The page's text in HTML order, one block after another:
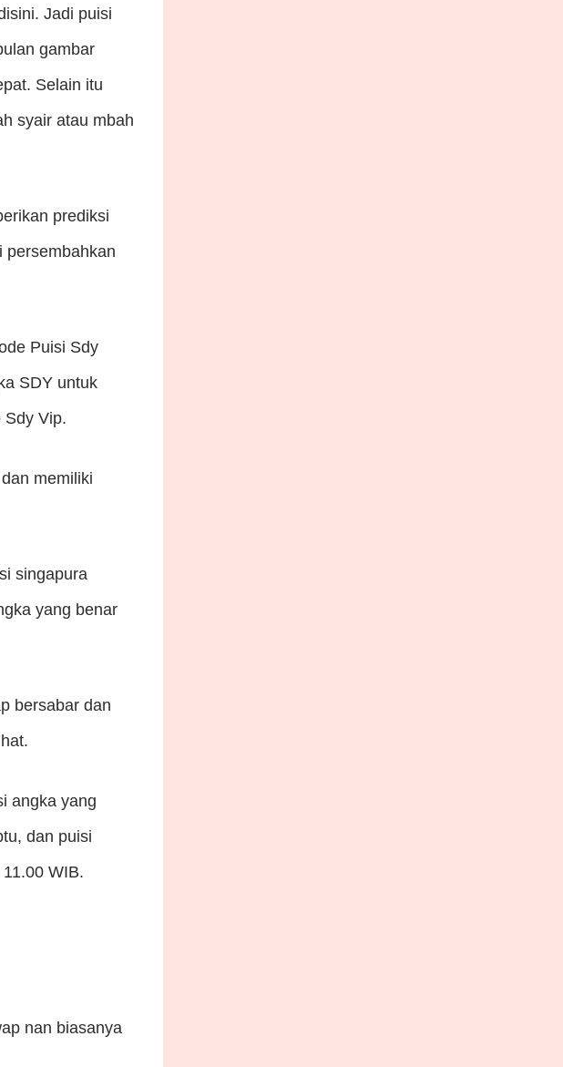
Jadi puisi
gambar
Selain itu
syair atau mbah
prediksi
persembahkan
Puisi Sdy
SDY untuk
Sdy Vip.
memiliki
singapura
yang benar
bersabar dan
angka yang
dan puisi
WIB.
nan biasanya